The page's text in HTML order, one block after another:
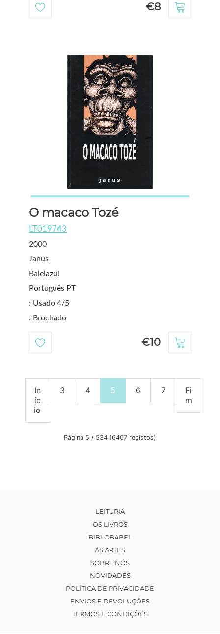
€8
O macaco Tozé
LT019743
2000
Janus
Baleiazul
Português PT
: Usado 4/5
: Brochado
€10
In
íc
io
3 4 5 6 7
Fi
m
Página 5 / 534 (6407 registos)
LEITURIA
OS LIVROS
BIBLOBABEL
AS ARTES
SOBRE NÓS
NOVIDADES
POLÍTICA DE PRIVACIDADE
ENVIOS E DEVOLUÇÕES
TERMOS E CONDIÇÕES